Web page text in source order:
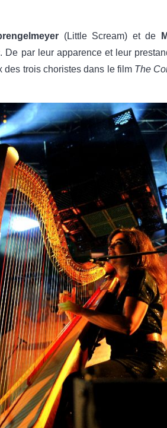
(Little Scream) et de
. De par leur apparence et leur
des trois choristes dans le film The